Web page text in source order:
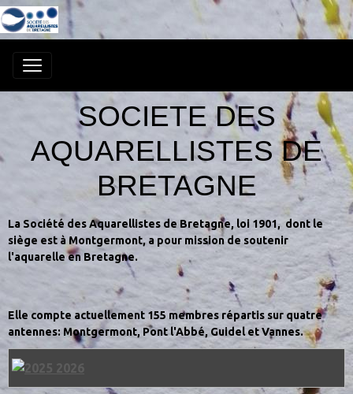
SOCIETE DES
AQUARELLISTES DE
BRETAGNE
La Société des Aquarellistes de Bretagne, loi 1901, dont le
siège est à Montgermont, a pour mission de soutenir
l'aquarelle en Bretagne.
Elle compte actuellement 155 membres répartis sur quatre
antennes: Montgermont, Pont l'Abbé, Guidel et Vannes.